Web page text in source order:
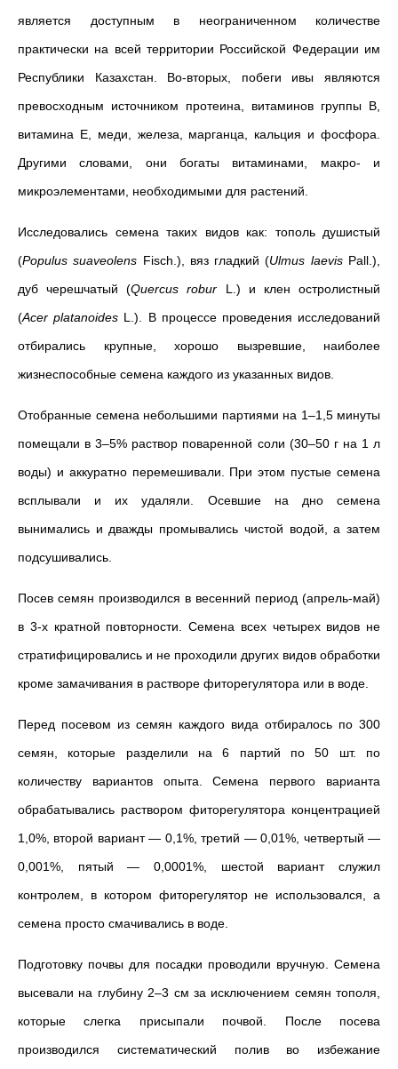
является доступным в неограниченном количестве
практически на всей территории Российской Федерации им
Республики Казахстан. Во-вторых, побеги ивы являются
превосходным источником протеина, витаминов группы В,
витамина Е, меди, железа, марганца, кальция и фосфора.
Другими словами, они богаты витаминами, макро- и
микроэлементами, необходимыми для растений.
Исследовались семена таких видов как: тополь душистый
(Populus suaveolens Fisch.), вяз гладкий (Ulmus laevisPall.),
дуб черешчатый (Quercus robur L.) и клен остролистный
(Aсer platanoides L.). В процессе проведения исследований
отбирались крупные, хорошо вызревшие, наиболее
жизнеспособные семена каждого из указанных видов.
Отобранные семена небольшими партиями на 1–1,5 минуты
помещали в 3–5% раствор поваренной соли (30–50 г на 1 л
воды) и аккуратно перемешивали. При этом пустые семена
всплывали и их удаляли. Осевшие на дно семена
вынимались и дважды промывались чистой водой, а затем
подсушивались.
Посев семян производился в весенний период (апрель-май)
в 3-х кратной повторности. Семена всех четырех видов не
стратифицировались и не проходили других видов обработки
кроме замачивания в растворе фиторегулятора или в воде.
Перед посевом из семян каждого вида отбиралось по 300
семян, которые разделили на 6 партий по 50 шт. по
количеству вариантов опыта. Семена первого варианта
обрабатывались раствором фиторегулятора концентрацией
1,0%, второй вариант — 0,1%, третий — 0,01%, четвертый —
0,001%, пятый — 0,0001%, шестой вариант служил
контролем, в котором фиторегулятор не использовался, а
семена просто смачивались в воде.
Подготовку почвы для посадки проводили вручную. Семена
высевали на глубину 2–3 см за исключением семян тополя,
которые слегка присыпали почвой. После посева
производился систематический полив во избежание